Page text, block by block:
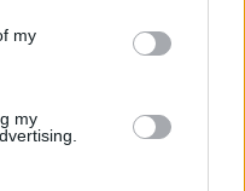
my
my